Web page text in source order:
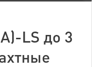
LS до 3